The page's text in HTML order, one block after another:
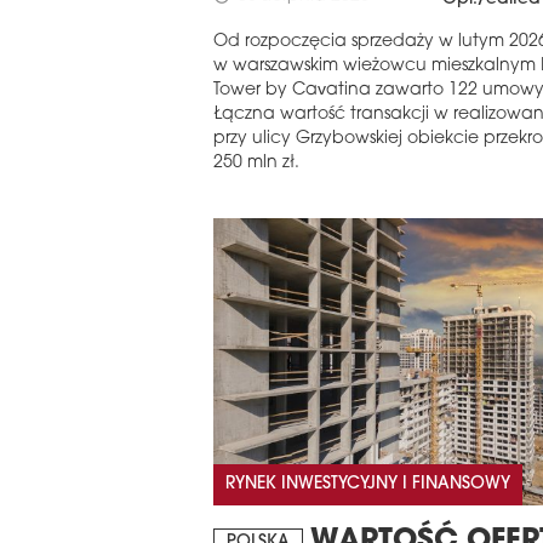
Od rozpoczęcia sprzedaży w lutym
w warszawskim wieżowcu mieszkalnym
Tower by Cavatina zawarto 122
Łączna wartość transakcji w
przy ulicy Grzybowskiej obiekcie
250 mln zł.
RYNEK INWESTYCYJNY I FINANSOWY